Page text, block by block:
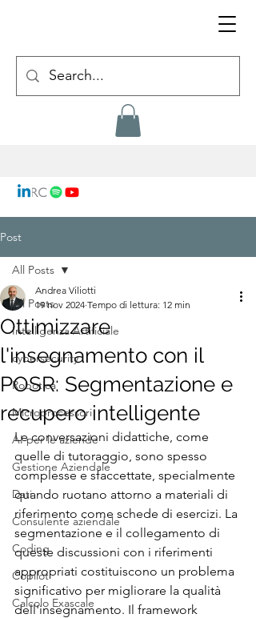
Post
All Posts
Intelligenza Artificiale
cybersecurity
Robotica
Microprocessori
AI per le aziende
Gestione Aziendale
Dati
Consulente aziendale
Coding
Copilot
Calcolo Exascale
All Posts
Ottimizzare
l'insegnamento con il
POSR: Segmentazione e
recupero intelligente
Andrea Viliotti
19 nov 2024 Tempo di lettura: 12 min
Le conversazioni didattiche, come
quelle di tutoraggio, sono spesso
complesse e sfaccettate, specialmente
quando ruotano attorno a materiali di
riferimento come schede di esercizi. La
segmentazione e il collegamento di
queste discussioni con i riferimenti
appropriati costituiscono un problema
significativo per migliorare la qualità
dell'insegnamento. Il framework